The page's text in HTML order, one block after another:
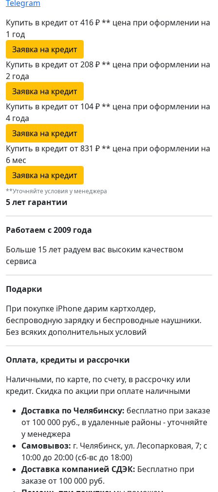
Telegram
Купить в кредит от 416 ₽** цена при оформлении на
1 год
Заявка на кредит
Купить в кредит от 208 ₽** цена при оформлении на
2 года
Заявка на кредит
Купить в кредит от 104 ₽** цена при оформлении на
4 года
Заявка на кредит
Купить в кредит от 831 ₽** цена при оформлении на
6 мес
Заявка на кредит
**Уточняйте условия у менеджера
5 лет гарантии
Работаем с 2009 года
Больше 15 лет радуем вас высоким качеством
сервиса
Подарки
При покупке iPhone дарим картхолдер,
беспроводную зарядку и беспроводные наушники.
Без всяких дополнительных условий
Оплата, кредиты и рассрочки
Наличными, по карте, по счету, в рассрочку или
кредит. Скидка по акции при оплате наличными
Доставка по Челябинску: бесплатно при заказе
от 100 000 руб., в удаленные районы - уточняйте
у менеджера
Самовывоз: г. Челябинск, ул. Лесопарковая, 7; с
10:00 до 20:00 (сб-вс до 18:00)
Доставка компанией СДЭК: Бесплатно при
заказе от 100 000 руб.